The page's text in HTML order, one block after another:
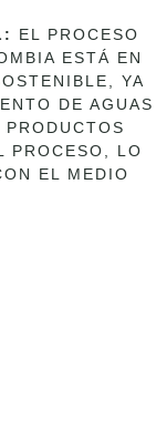
EL PROCESO
ESTÁ EN
YA
DE AGUAS
PROCESO, LO
EL MEDIO